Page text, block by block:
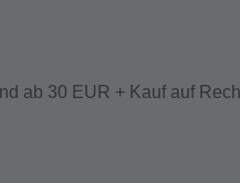
ab 30 EUR + Kauf auf